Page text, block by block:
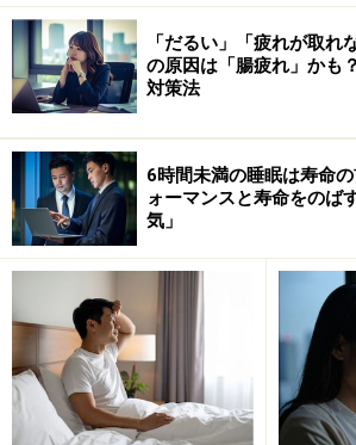
などなど、盛りだくさんの活動を予定
婦人科を一回のぞいてみる良い機会で
る方はぜひチェックしてくださいね。
*関連おすすめINDEX*
OC for me！ キャンペーンサイト
ピルについて詳しく教えて！ そ
識
ピルについて詳しく教えて！
を使うってなんか不安！？
ピルについて詳しく教えて！
「だるい」「疲れが取
の原因は「腸疲れ」かも
対策法
6時間未満の睡眠は寿命
ォーマンスと寿命をのば
気」